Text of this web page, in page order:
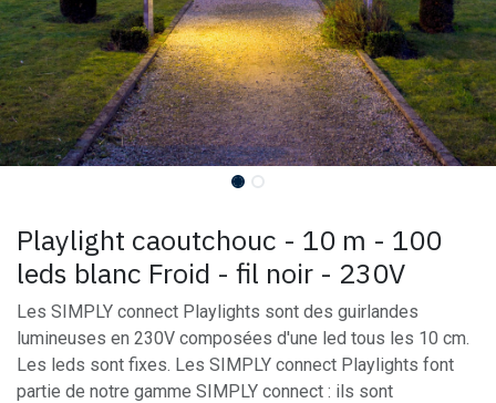
Playlight caoutchouc - 10 m - 100
leds blanc Froid - fil noir - 230V
Les SIMPLY connect Playlights sont des guirlandes
lumineuses en 230V composées d'une led tous les 10 cm.
Les leds sont fixes. Les SIMPLY connect Playlights font
partie de notre gamme SIMPLY connect : ils sont